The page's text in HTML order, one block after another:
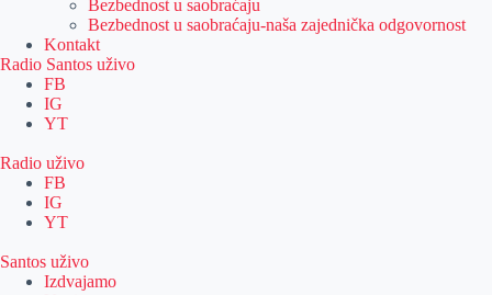
Bezbednost u saobraćaju
Bezbednost u saobraćaju-naša zajednička odgovornost
Kontakt
Radio Santos uživo
FB
IG
YT
Radio uživo
FB
IG
YT
Santos uživo
Izdvajamo